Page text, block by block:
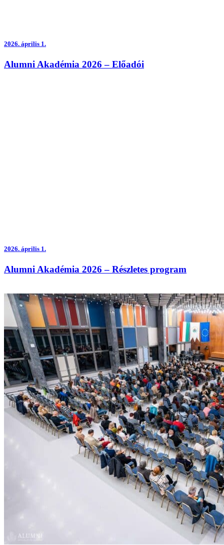
2026. április 1.
Alumni Akadémia 2026 – Előadói
2026. április 1.
Alumni Akadémia 2026 – Részletes program